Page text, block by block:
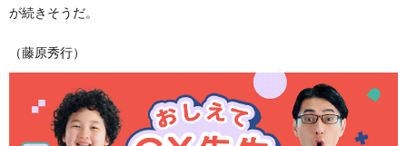
が続きそうだ。
（藤原秀行）